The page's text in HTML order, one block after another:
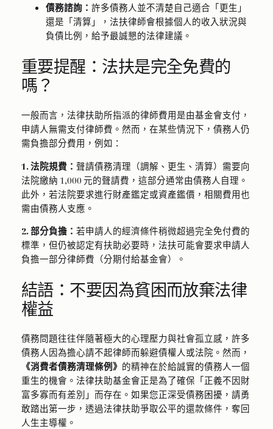
債務諮詢： 許多債務人並不清楚自己適合「更生」
還是「清算」，法扶律師會根據個人的收入狀況與
負債比例，給予最誠懇的法律建議。
重要提醒：法扶是完全免費的
嗎？
一般而言，法律扶助所指派的律師費用是由基金會支付，
申請人無需支付律師費。然而，在某些情況下，債務人仍
需負擔部分費用，例如：
1. 法院規費： 聲請債務清理（調解、更生、清算）需要向
法院繳納 1,000 元的聲請費，這部分通常由債務人自理。
此外，若法院要求進行財產鑑定或資產鑑價，相關費用也
需由債務人支應。
2. 部分負擔： 若申請人的經濟條件稍微超過完全免付費的
標準，但仍被認定有扶助必要時，法扶可能會要求申請人
負擔一部分律師費（分期付給基金會）。
結語：不要因為貧困而放棄法律
權益
債務問題往往伴隨著極大的心理壓力與社會孤立感，許多
債務人因為擔心請不起律師而躲避債權人或法院。然而，
《消費者債務清理條例》 的精神在於給誠實的債務人一個
重生的機會。法律扶助基金會正是為了確保「正義不因財
富多寡而有差別」而存在。如果您正深受債務困擾，請勇
敢踏出第一步，透過法律扶助爭取公平的還款條件，奪回
人生主導權。